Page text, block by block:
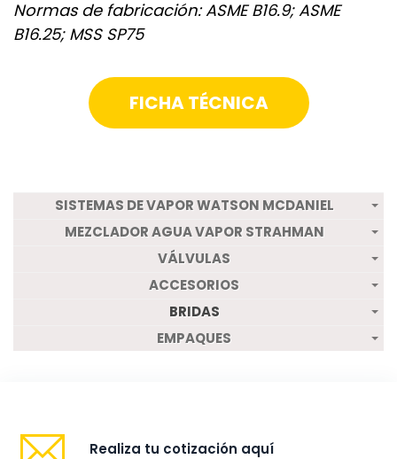
Normas de fabricación: ASME B16.9; ASME
B16.25; MSS SP75
FICHA TÉCNICA
SISTEMAS DE VAPOR WATSON MCDANIEL
MEZCLADOR AGUA VAPOR STRAHMAN
VÁLVULAS
ACCESORIOS
BRIDAS
EMPAQUES
Realiza tu cotización aquí